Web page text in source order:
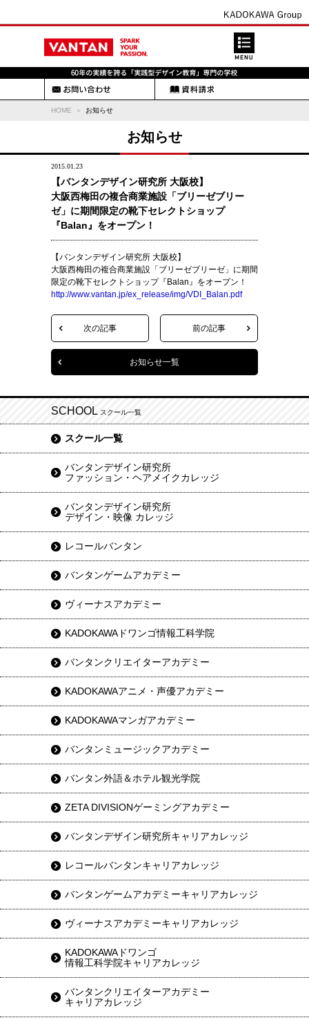
HOME お知らせ
お知らせ
2015.01.23
【バンタンデザイン研究所 大阪校】
大阪西梅田の複合商業施設「ブリーゼブリー
ゼ」に期間限定の靴下セレクトショップ
『Balan』をオープン！
【バンタンデザイン研究所 大阪校】
大阪西梅田の複合商業施設「ブリーゼブリーゼ」に期間
限定の靴下セレクトショップ『Balan』をオープン！
http://www.vantan.jp/ex_release/img/VDI_Balan.pdf
次の記事 前の記事
お知らせ一覧
SCHOOL スクール一覧
スクール一覧
バンタンデザイン研究所
ファッション・ヘアメイクカレッジ
バンタンデザイン研究所
デザイン・映像 カレッジ
レコールバンタン
バンタンゲームアカデミー
ヴィーナスアカデミー
KADOKAWAドワンゴ情報工科学院
バンタンクリエイターアカデミー
KADOKAWAアニメ・声優アカデミー
KADOKAWAマンガアカデミー
バンタンミュージックアカデミー
バンタン外語＆ホテル観光学院
ZETA DIVISIONゲーミングアカデミー
バンタンデザイン研究所キャリアカレッジ
レコールバンタンキャリアカレッジ
バンタンゲームアカデミーキャリアカレッジ
ヴィーナスアカデミーキャリアカレッジ
KADOKAWAドワンゴ
情報工科学院キャリアカレッジ
バンタンクリエイターアカデミー
キャリアカレッジ